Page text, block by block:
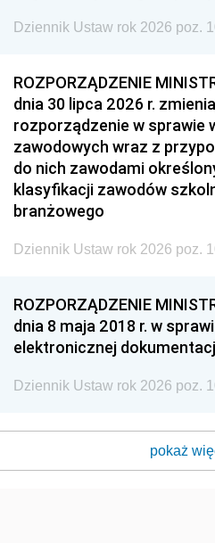
Dziennik Ustaw rok 2026 poz.
ROZPORZĄDZENIE
dnia 30 lipca 2026 r.
rozporządzenie w sprawie
zawodowych wraz z
do nich zawodami
klasyfikacji zawodów
branżowego
Dziennik Ustaw rok 2026 poz.
ROZPORZĄDZENIE
dnia 8 maja 2018 r. w
elektronicznej
Dziennik Ustaw rok 2026 poz.
pokaż